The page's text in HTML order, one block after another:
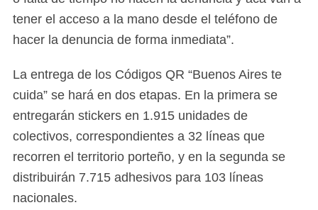
tener el acceso a la mano desde el teléfono de
hacer la denuncia de forma inmediata”.
La entrega de los Códigos QR “Buenos Aires te
cuida” se hará en dos etapas. En la primera se
entregarán stickers en 1.915 unidades de
colectivos, correspondientes a 32 líneas que
recorren el territorio porteño, y en la segunda se
distribuirán 7.715 adhesivos para 103 líneas
nacionales.